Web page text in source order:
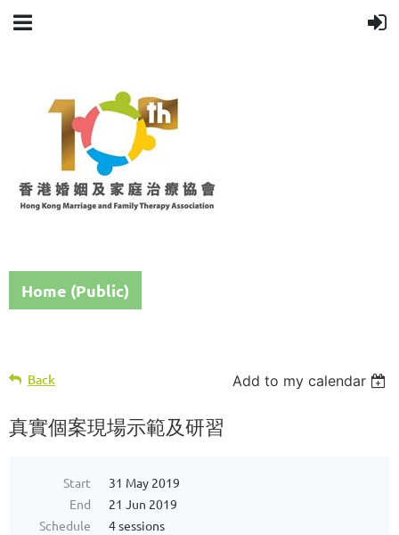
Home (Public)
Back Add to my calendar
真實個案現場示範及研習
Start
31 May 2019
End
21 Jun 2019
Schedule
4 sessions